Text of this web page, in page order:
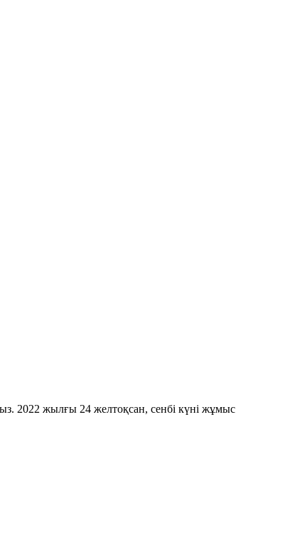
2022 жылғы 24 желтоқсан, сенбі күні жұмыс